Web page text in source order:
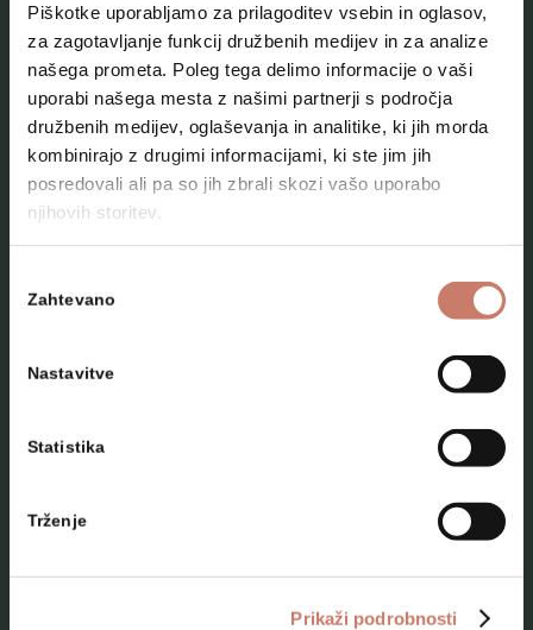
Piškotke uporabljamo za prilagoditev vsebin in oglasov,
za zagotavljanje funkcij družbenih medijev in za analize
našega prometa. Poleg tega delimo informacije o vaši
uporabi našega mesta z našimi partnerji s področja
družbenih medijev, oglaševanja in analitike, ki jih morda
kombinirajo z drugimi informacijami, ki ste jim jih
posredovali ali pa so jih zbrali skozi vašo uporabo
njihovih storitev.
soglasja
Zahtevano
Nastavitve
Statistika
Trženje
Prikaži podrobnosti
Naše zbirke
Aktualno
Kontakt